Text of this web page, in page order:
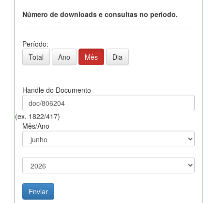
Número de downloads e consultas no período.
Período:
Total
Ano Mês Dia
Handle do Documento
(ex. 1822/417)
Mês/Ano